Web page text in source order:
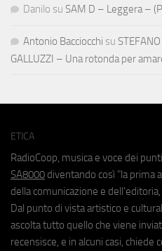
Danilo su SAM D – Leggera –
Antonio Bacciocchi su
GALLUZZI – Una rotonda per
ETICA
RadioCoop, musica e voce dei
SA8000 diventando così "la prima
della comunicazione e
Dal punto di vista artistico e
ascolta tutto quello che viene
recensisce, e in alcuni casi, chiede